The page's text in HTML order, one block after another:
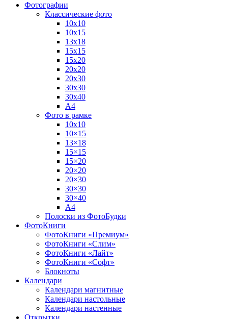
Фотографии
Классические фото
10х10
10х15
13х18
15х15
15х20
20х20
20х30
30х30
30х40
А4
Фото в рамке
10х10
10×15
13×18
15×15
15×20
20×20
20×30
30×30
30×40
A4
Полоски из ФотоБудки
ФотоКниги
ФотоКниги «Премиум»
ФотоКниги «Слим»
ФотоКниги «Лайт»
ФотоКниги «Софт»
Блокноты
Календари
Календари магнитные
Календари настольные
Календари настенные